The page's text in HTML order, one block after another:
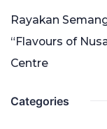
Rayakan
“Flavours of
Centre
Categories